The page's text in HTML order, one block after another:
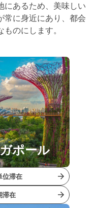
にあるため、美味しい
常に身近にあり、都会
のにします。
ポール
位滞在
滞在